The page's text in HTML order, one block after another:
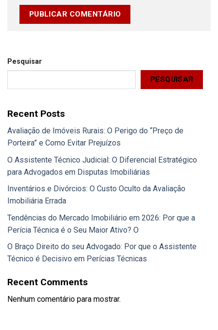
Pesquisar
PESQUISAR
Recent Posts
Avaliação de Imóveis Rurais: O Perigo do “Preço de
Porteira” e Como Evitar Prejuízos
O Assistente Técnico Judicial: O Diferencial Estratégico
para Advogados em Disputas Imobiliárias
Inventários e Divórcios: O Custo Oculto da Avaliação
Imobiliária Errada
Tendências do Mercado Imobiliário em 2026: Por que a
Perícia Técnica é o Seu Maior Ativo? O
O Braço Direito do seu Advogado: Por que o Assistente
Técnico é Decisivo em Perícias Técnicas
Recent Comments
Nenhum comentário para mostrar.